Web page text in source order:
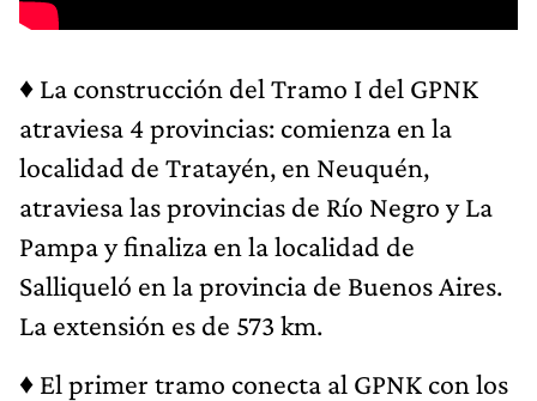
♦ La construcción del Tramo I del GPNK
atraviesa 4 provincias: comienza en la
localidad de Tratayén, en Neuquén,
atraviesa las provincias de Río Negro y La
Pampa y finaliza en la localidad de
Salliqueló en la provincia de Buenos Aires.
La extensión es de 573 km.
♦ El primer tramo conecta al GPNK con los